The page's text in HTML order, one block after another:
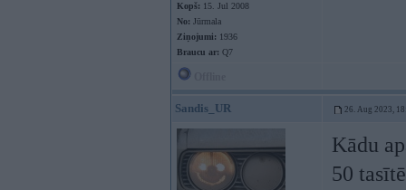
Kopš: 15. Jul 2008
No: Jūrmala
Ziņojumi: 1936
Braucu ar: Q7
Sandis_UR 26. Aug 2023,
Kādu
50